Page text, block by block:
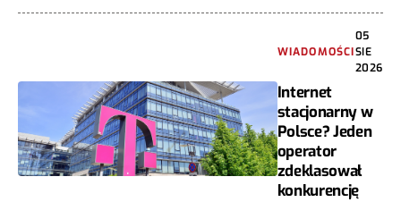
WIADOMOŚCI
05
SIE
2026
Internet
stacjonarny w
Polsce? Jeden
operator
zdeklasował
konkurencję